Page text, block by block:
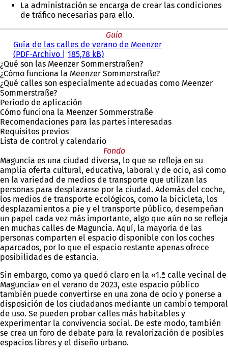
La administración se encarga de crear las condiciones
de tráfico necesarias para ello.
Guía
Guía de las calles de verano de Meenzer
PDF-Archivo
185,78 kB
¿Qué son las Meenzer Sommerstraßen?
¿Cómo funciona la Meenzer Sommerstraße?
¿Qué calles son especialmente adecuadas como Meenzer
Sommerstraße?
Período de aplicación
Cómo funciona la Meenzer Sommerstraße
Recomendaciones para las partes interesadas
Requisitos previos
Lista de control y calendario
Fondo
Maguncia es una ciudad diversa, lo que se refleja en su
amplia oferta cultural, educativa, laboral y de ocio, así como
en la variedad de medios de transporte que utilizan las
personas para desplazarse por la ciudad. Además del coche,
los medios de transporte ecológicos, como la bicicleta, los
desplazamientos a pie y el transporte público, desempeñan
un papel cada vez más importante, algo que aún no se refleja
en muchas calles de Maguncia. Aquí, la mayoría de las
personas comparten el espacio disponible con los coches
aparcados, por lo que el espacio restante apenas ofrece
posibilidades de estancia.
Sin embargo, como ya quedó claro en la «1.ª calle vecinal de
Maguncia» en el verano de 2023, este espacio público
también puede convertirse en una zona de ocio y ponerse a
disposición de los ciudadanos mediante un cambio temporal
de uso. Se pueden probar calles más habitables y
experimentar la convivencia social. De este modo, también
se crea un foro de debate para la revalorización de posibles
espacios libres y el diseño urbano.